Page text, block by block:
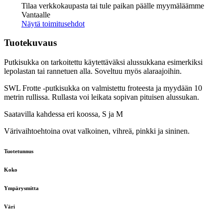
10
m/pkt
määrä
Tilaa verkkokaupasta tai tule paikan päälle myymäläämme
Vantaalle
Näytä toimitusehdot
Tuotekuvaus
Putkisukka on tarkoitettu käytettäväksi alussukkana esimerkiksi
lepolastan tai rannetuen alla. Soveltuu myös alaraajoihin.
SWL Frotte -putkisukka on valmistettu froteesta ja myydään 10
metrin rullissa. Rullasta voi leikata sopivan pituisen alussukan.
Saatavilla kahdessa eri koossa, S ja M
Värivaihtoehtoina ovat valkoinen, vihreä, pinkki ja sininen.
Tuotetunnus
Koko
Ympärysmitta
Väri